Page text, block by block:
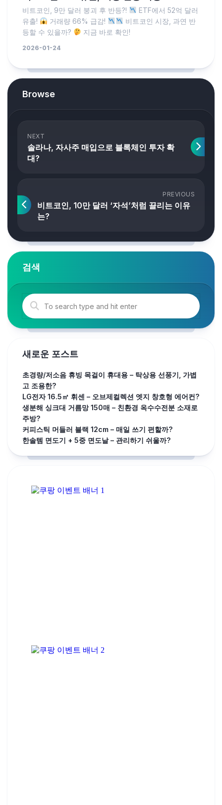
비트코인, 9만 달러 붕괴 후 반등?!
ETF에서 52억 달러
유출!
거래량 66% 급감!
비트코인 시장, 과연 반
등할 수 있을까?
지금 바로 확인!
2026-01-24
Browse
NEXT
솔라나, 자사주 매입으로 블록체인 투자 확
대?
PREVIOUS
비트코인, 10만 달러 ‘자석’처럼 끌리는 이유
는?
검색
새로운 포스트
초경량/저소음 휴빙 목걸이 휴대용 – 탁상용 선풍기, 가볍
고 조용한?
LG전자 16.5㎡ 휘센 – 오브제컬렉션 엣지 창호형 에어컨?
생분해 싱크대 거름망 150매 – 친환경 옥수수전분 소재로
주방?
커피스틱 머들러 블랙 12cm – 매일 쓰기 편할까?
한솔템 면도기 + 5중 면도날 – 관리하기 쉬울까?